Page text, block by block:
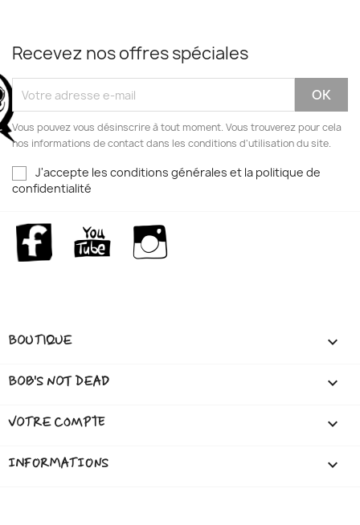
Recevez nos offres spéciales
Vous pouvez vous désinscrire à tout moment. Vous trouverez pour cela
nos informations de contact dans les conditions d'utilisation du site.
J'accepte les conditions générales et la politique de
confidentialité
Facebook YouTube
BOUTIQUE 
BOB'S NOT DEAD 
VOTRE COMPTE 
INFORMATIONS keyboard_arrow_down